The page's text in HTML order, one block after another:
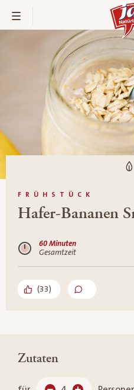
FRÜHSTÜCK
Hafer-Bananen
60 Minuten
Gesamtzeit
(33)
Zutaten